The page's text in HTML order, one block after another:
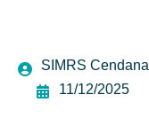
SIMRS Cendana
11/12/2025